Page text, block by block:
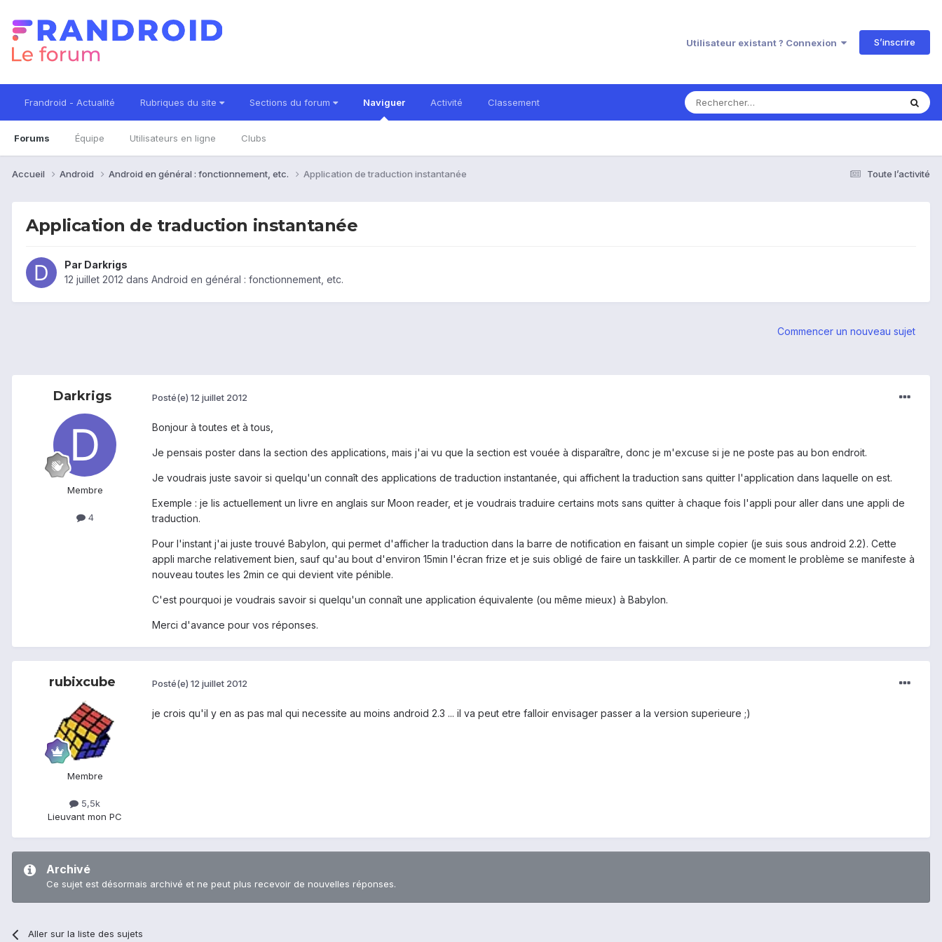
Utilisateur existant ? Connexion S’inscrire
Frandroid - Actualité Rubriques du site Sections du forum Naviguer
Forums Équipe Utilisateurs en ligne Clubs
Activité Classement
Toute l’activité
Accueil Android Android en général : fonctionnement, etc. Application de traduction instantanée
Application de traduction instantanée
Par Darkrigs
12 juillet 2012 dans Android en général : fonctionnement, etc.
Commencer un nouveau sujet
Darkrigs
Membre
4
Posté(e) 12 juillet 2012
Bonjour à toutes et à tous,
Je pensais poster dans la section des applications, mais j'ai vu que la section est vouée à disparaître, donc je m'excuse si je ne poste pas au bon endroit.
Je voudrais juste savoir si quelqu'un connaît des applications de traduction instantanée, qui affichent la traduction sans quitter l'application dans laquelle on est.
Exemple : je lis actuellement un livre en anglais sur Moon reader, et je voudrais traduire certains mots sans quitter à chaque fois l'appli pour aller dans une appli de
traduction.
Pour l'instant j'ai juste trouvé Babylon, qui permet d'afficher la traduction dans la barre de notification en faisant un simple copier (je suis sous android 2.2). Cette
appli marche relativement bien, sauf qu'au bout d'environ 15min l'écran frize et je suis obligé de faire un taskkiller. A partir de ce moment le problème se manifeste à
nouveau toutes les 2min ce qui devient vite pénible.
C'est pourquoi je voudrais savoir si quelqu'un connaît une application équivalente (ou même mieux) à Babylon.
Merci d'avance pour vos réponses.
rubixcube
Membre
5,5k
Lieuvant mon PC
Posté(e) 12 juillet 2012
je crois qu'il y en as pas mal qui necessite au moins android 2.3 ... il va peut etre falloir envisager passer a la version superieure ;)
Archivé
Ce sujet est désormais archivé et ne peut plus recevoir de nouvelles réponses.
Aller sur la liste des sujets